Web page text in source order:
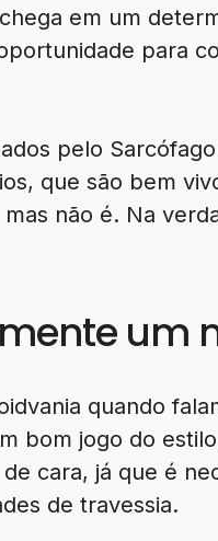
em um
para
pelo
que são bem
não é. Na
um
quando
bom jogo do
cara, já que é
de travessia.